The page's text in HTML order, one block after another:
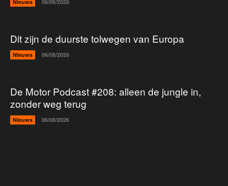
Nieuws 06/08/2026
Dit zijn de duurste tolwegen van Europa
Nieuws 06/08/2026
De Motor Podcast #208: alleen de jungle in,
zonder weg terug
Nieuws 06/08/2026